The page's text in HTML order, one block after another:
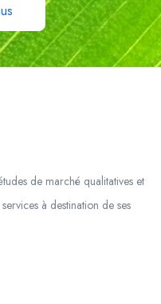
de marché qualitatives et
à destination de ses